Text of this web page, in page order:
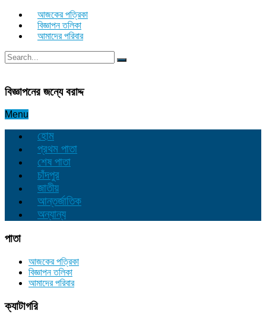
আজকের পত্রিকা
বিজ্ঞাপন তলিকা
আমাদের পরিবার
বিজ্ঞাপনের জন্যে বরাদ্দ
Menu
হোম
প্রথম পাতা
শেষ পাতা
চাঁদপুর
জাতীয়
আন্তর্জাতিক
অন্যান্য
পাতা
আজকের পত্রিকা
বিজ্ঞাপন তলিকা
আমাদের পরিবার
ক্যাটাগরি